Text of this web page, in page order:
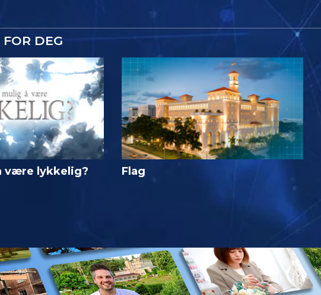
FOR DEG
være lykkelig? Flag